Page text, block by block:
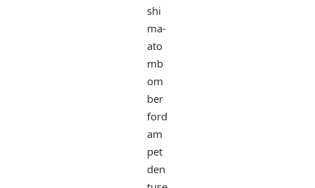
shi
ma-
ato
mb
om
ber
ford
am
pet
den